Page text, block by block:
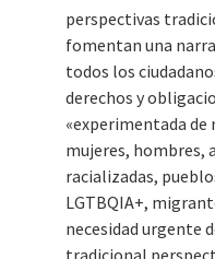
perspectivas
fomentan una
todos los
derechos y
«experimentada
mujeres, hombres,
racializadas,
LGTBQIA+,
necesidad urgente
tradicional